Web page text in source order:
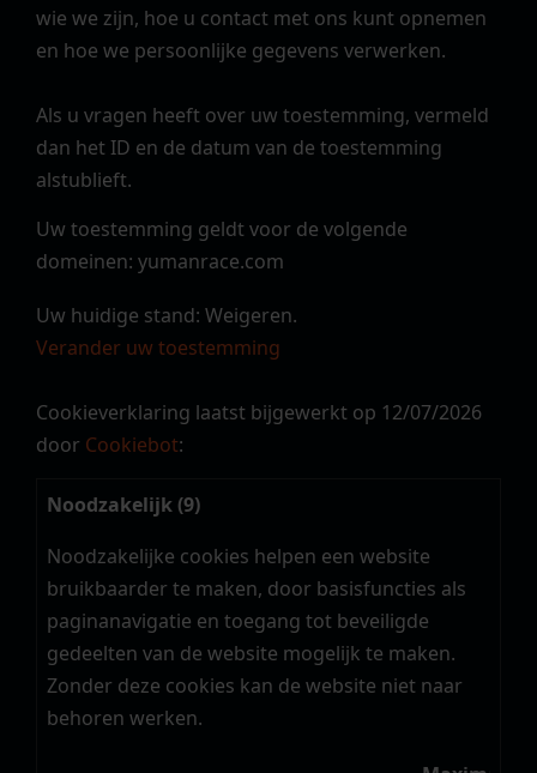
wie we zijn, hoe u contact met ons kunt opnemen
en hoe we persoonlijke gegevens verwerken.
Als u vragen heeft over uw toestemming, vermeld
dan het ID en de datum van de toestemming
alstublieft.
Uw toestemming geldt voor de volgende
domeinen: yumanrace.com
Uw huidige stand: Weigeren.
Verander uw toestemming
Cookieverklaring laatst bijgewerkt op 12/07/2026
door Cookiebot:
Noodzakelijk (9)
Noodzakelijke cookies helpen een website
bruikbaarder te maken, door basisfuncties als
paginanavigatie en toegang tot beveiligde
gedeelten van de website mogelijk te maken.
Zonder deze cookies kan de website niet naar
behoren werken.